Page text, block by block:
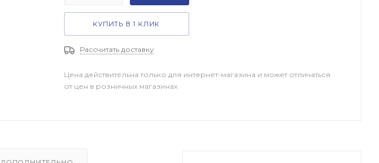
КУПИТЬ В 1 КЛИК
Рассчитать доставку
Цена действительна только для интернет-магазина и может отличаться
от цен в розничных магазинах